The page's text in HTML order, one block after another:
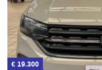
Per Ulteriori Informazioni e
vostra completa disposizione!
€ 19.300